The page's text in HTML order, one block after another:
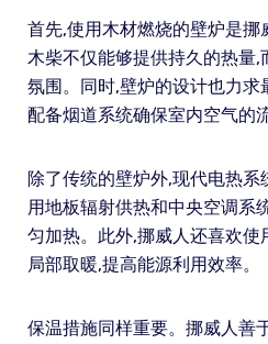
首先,使用木材燃烧的壁炉是挪
木柴不仅能够提供持久的热量
氛围。同时,壁炉的设计也力
配备烟道系统确保室内空气的流
除了传统的壁炉外,现代电热
用地板辐射供热和中央空调系
匀加热。此外,挪威人还喜欢
局部取暖,提高能源利用效率。
保温措施同样重要。挪威人善